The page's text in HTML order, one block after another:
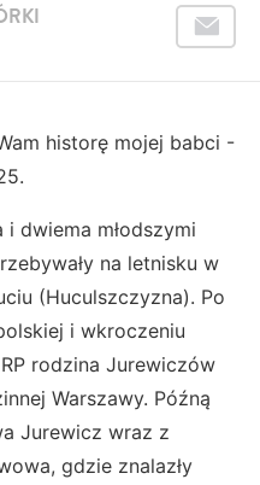
historę mojej babci -
dwiema młodszymi
na letnisku w
(Huculszczyzna). Po
i wkroczeniu
rodzina Jurewiczów
Warszawy. Późną
Jurewicz wraz z
gdzie znalazły